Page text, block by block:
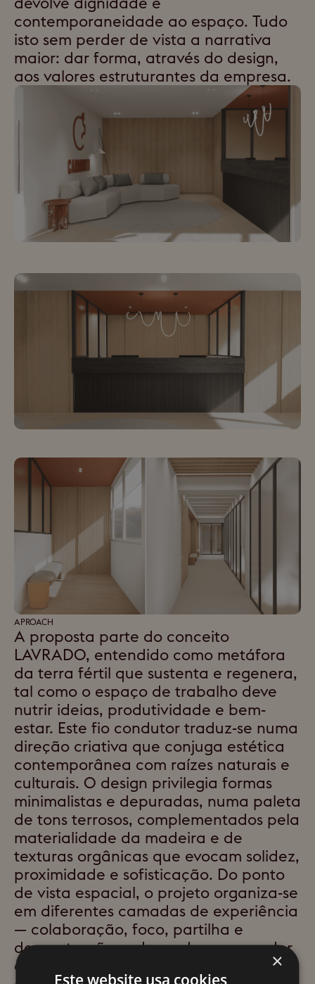
contemporaneidade ao espaço. Tudo
isto sem perder de vista a narrativa
maior: dar forma, através do design,
aos valores estruturantes da empresa.
APROACH
A proposta parte do conceito
LAVRADO, entendido como metáfora
da terra fértil que sustenta e regenera,
tal como o espaço de trabalho deve
nutrir ideias, produtividade e bem-
estar. Este fio condutor traduz-se numa
direção criativa que conjuga estética
contemporânea com raízes naturais e
culturais. O design privilegia formas
minimalistas e depuradas, numa paleta
de tons terrosos, complementados pela
materialidade da madeira e de
texturas orgânicas que evocam solidez,
proximidade e sofisticação. Do ponto
de vista espacial, o projeto organiza-se
em diferentes camadas de experiência
— colaboração, foco, partilha e
descontração — de modo a responder
às necessidades operacionais e
×
Este website usa cookies